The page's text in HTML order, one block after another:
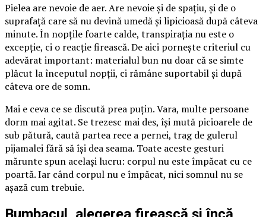
Pielea are nevoie de aer. Are nevoie și de spațiu, și de o
suprafață care să nu devină umedă și lipicioasă după câteva
minute. În nopțile foarte calde, transpirația nu este o
excepție, ci o reacție firească. De aici pornește criteriul cu
adevărat important: materialul bun nu doar că se simte
plăcut la începutul nopții, ci rămâne suportabil și după
câteva ore de somn.
Mai e ceva ce se discută prea puțin. Vara, multe persoane
dorm mai agitat. Se trezesc mai des, își mută picioarele de
sub pătură, caută partea rece a pernei, trag de gulerul
pijamalei fără să își dea seama. Toate aceste gesturi
mărunte spun același lucru: corpul nu este împăcat cu ce
poartă. Iar când corpul nu e împăcat, nici somnul nu se
așază cum trebuie.